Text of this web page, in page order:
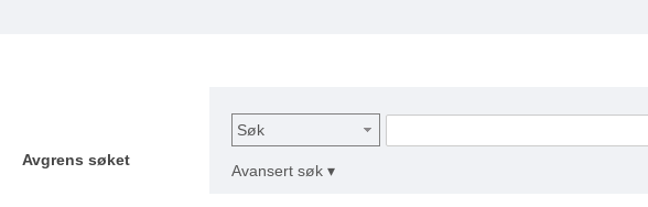
Avgrens søket
Søk
Avansert søk ▾